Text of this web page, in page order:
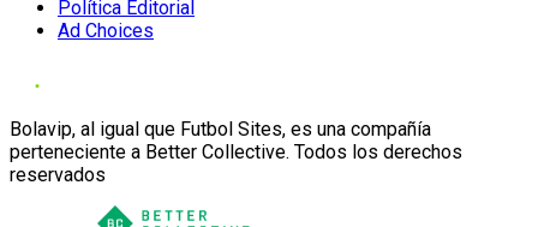
Política Editorial
Ad Choices
Bolavip, al igual que Futbol Sites, es una compañía
perteneciente a Better Collective. Todos los derechos
reservados